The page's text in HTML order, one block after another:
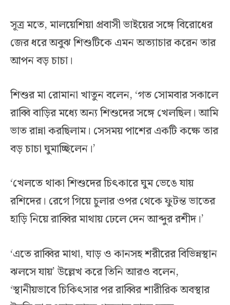
সূত্র মতে, মালয়েশিয়া প্রবাসী ভাইয়ের সঙ্গে বিরোধের
জের ধরে অবুঝ শিশুটিকে এমন অত্যাচার করেন তার
আপন বড় চাচা।
শিশুর মা রোমানা খাতুন বলেন, ‘গত সোমবার সকালে
রাব্বি বাড়ির মধ্যে অন্য শিশুদের সঙ্গে খেলছিল। আমি
ভাত রান্না করছিলাম। সেসময় পাশের একটি কক্ষে তার
বড় চাচা ঘুমাচ্ছিলেন।’
‘খেলতে থাকা শিশুদের চিৎকারে ঘুম ভেঙে যায়
রশিদের। রেগে গিয়ে চুলার ওপর থেকে ফুটন্ত ভাতের
হাড়ি নিয়ে রাব্বির মাথায় ঢেলে দেন আব্দুর রশীদ।’
‘এতে রাব্বির মাথা, ঘাড় ও কানসহ শরীরের বিভিন্নস্থান
ঝলসে যায়’ উল্লেখ করে তিনি আরও বলেন,
‘স্থানীয়ভাবে চিকিৎসার পর রাব্বির শারীরিক অবস্থার